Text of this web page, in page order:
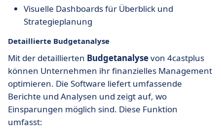
Visuelle Dashboards für Überblick und
Strategieplanung
Detaillierte Budgetanalyse
Mit der detaillierten Budgetanalysevon 4castplus
können Unternehmen ihr finanzielles Management
optimieren. Die Software liefert umfassende
Berichte und Analysen und zeigt auf, wo
Einsparungen möglich sind. Diese Funktion
umfasst: